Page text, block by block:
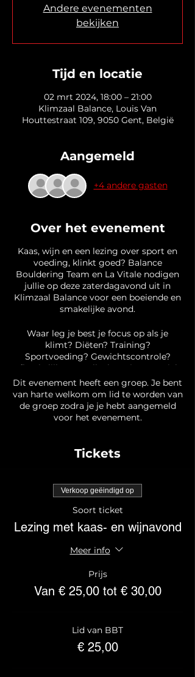
Andere evenementen
bekijken
Tijd en locatie
02 mrt 2024, 18:00 – 21:00
Klimzaal Balance, Louis Van
Houttestraat 109, 9050 Gent, België
Aangemeld
+4 andere gasten
Over het evenement
Kaas, wijn en een lezing over sport en
voeding, klinkt goed? Balance
Bouldering Team en La Vitale nodigen
jullie op deze zaterdagavond uit in
Klimzaal Balance voor een boeiende en
smakelijke avond.
Waar leg je best je focus op als je
klimt? Diëten? Training?
Sportvoeding? Gewichtscontrole?
Afhankelijk van welke bron je op sociale
media of het internet raadpleegt, ligt
de focus elke keer op een ander aspect.
Diëtiste Lara en diëtist-kinesist Martijn
van team La Vitale zorgen ervoor dat je
op focust om te floreren in klimmen én
in gezondheid.
Ontdek op zaterdag 2 maart van 18u-
21u hoe een gebalanceerde aanpak voor
voeding je klimprestaties kan boosten!
...en geniet van verfijnde Hinkelspel-
kazen en wijnen op deze informatieve
niet-leden.
Reserveer je plaats via deze link.
lidmaatschap?
Dit evenement heeft een groep. Je bent
van harte welkom om lid te worden van
de groep zodra je je hebt aangemeld
voor het evenement.
Tickets
Verkoop geëindigd op
Soort ticket
Lezing met kaas- en wijnavond
Meer info
Prijs
Van € 25,00 tot € 30,00
Lid van BBT
€ 25,00